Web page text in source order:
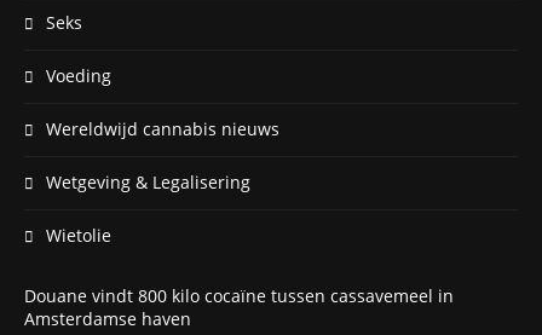
Seks
Voeding
Wereldwijd cannabis nieuws
Wetgeving & Legalisering
Wietolie
Douane vindt 800 kilo cocaïne tussen cassavemeel in
Amsterdamse haven